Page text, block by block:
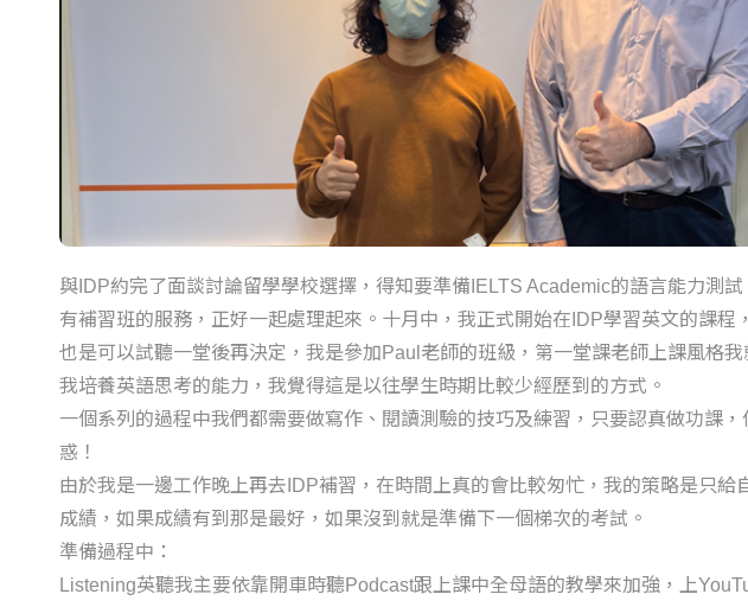
與IDP約完了面談討論留學學校選擇，得知要準備IELTS Academic的語言能力測
有補習班的服務，正好一起處理起來。十月中，我正式開始在IDP學習英文的課
也是可以試聽一堂後再決定，我是參加Paul老師的班級，第一堂課老師上課風格
我培養英語思考的能力，我覺得這是以往學生時期比較少經歷到的方式。
一個系列的過程中我們都需要做寫作、閱讀測驗的技巧及練習，只要認真做功課
惑！
由於我是一邊工作晚上再去IDP補習，在時間上真的會比較匆忙，我的策略是只
成績，如果成績有到那是最好，如果沒到就是準備下一個梯次的考試。
準備過程中：
Listening英聽我主要依靠開車時聽Podcast跟上課中全母語的教學來加強，上